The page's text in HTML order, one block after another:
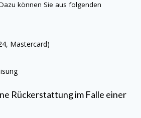
können Sie aus folgenden
Mastercard)
Rückerstattung im Falle einer